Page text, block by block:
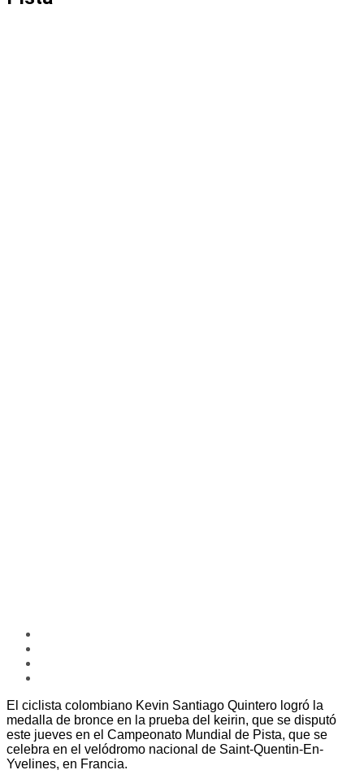
El ciclista colombiano Kevin Santiago Quintero logró la
medalla de bronce en la prueba del keirin, que se disputó
este jueves en el Campeonato Mundial de Pista, que se
celebra en el velódromo nacional de Saint-Quentin-En-
Yvelines, en Francia.